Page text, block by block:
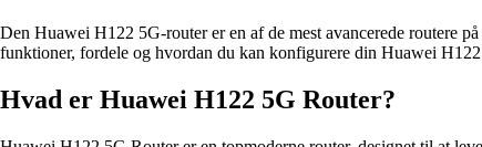
Den Huawei H122 5G-router er en af de mest avancerede routere
funktioner, fordele og hvordan du kan konfigurere din Huawei
Hvad er Huawei H122 5G Router?